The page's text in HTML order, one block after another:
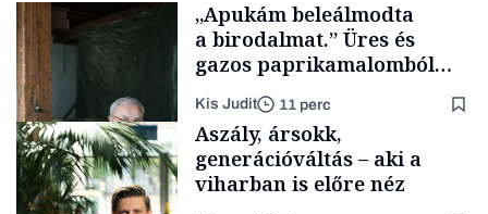
„Apukám beleálmodta
a birodalmat.” Üres és
gazos paprikamalomból
lett az igazi családi
fűszersztori
Kis Judit 11 perc
Aszály, ársokk,
generációváltás – aki a
viharban is előre néz